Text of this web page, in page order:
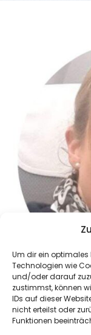
Um dir ein optimales
Technologien wie
und/oder darauf
zustimmst, können
IDs auf dieser
nicht erteilst oder
Funktionen
Ich bin